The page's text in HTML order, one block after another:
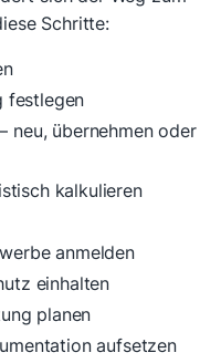
Schritte:
festlegen
neu, übernehmen oder
kalkulieren
anmelden
einhalten
planen
aufsetzen